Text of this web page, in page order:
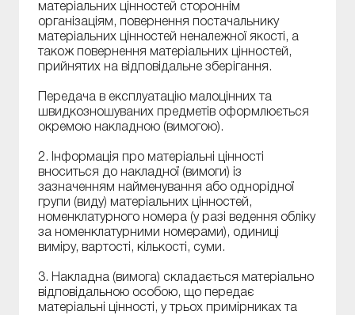
матеріальних цінностей стороннім
організаціям, повернення постачальнику
матеріальних цінностей неналежної якості, а
також повернення матеріальних цінностей,
прийнятих на відповідальне зберігання.
Передача в експлуатацію малоцінних та
швидкозношуваних предметів оформлюється
окремою накладною (вимогою).
2. Інформація про матеріальні цінності
вноситься до накладної (вимоги) із
зазначенням найменування або однорідної
групи (виду) матеріальних цінностей,
номенклатурного номера (у разі ведення обліку
за номенклатурними номерами), одиниці
виміру, вартості, кількості, суми.
3. Накладна (вимога) складається матеріально
відповідальною особою, що передає
матеріальні цінності, у трьох примірниках та